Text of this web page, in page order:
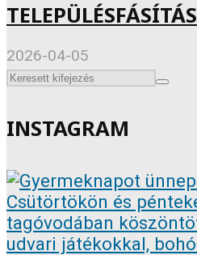
TELEPÜLÉSFÁSÍTÁS
2026-04-05
INSTAGRAM